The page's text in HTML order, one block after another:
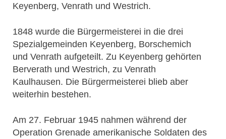
Keyenberg, Venrath und Westrich.
1848 wurde die Bürgermeisterei in die drei
Spezialgemeinden Keyenberg, Borschemich
und Venrath aufgeteilt. Zu Keyenberg gehörten
Berverath und Westrich, zu Venrath
Kaulhausen. Die Bürgermeisterei blieb aber
weiterhin bestehen.
Am 27. Februar 1945 nahmen während der
Operation Grenade amerikanische Soldaten des